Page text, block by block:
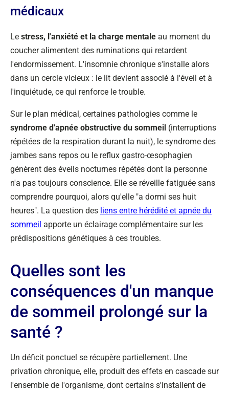
médicaux
Le stress, l'anxiété et la charge mentale au moment du
coucher alimentent des ruminations qui retardent
l'endormissement. L'insomnie chronique s'installe alors
dans un cercle vicieux : le lit devient associé à l'éveil et à
l'inquiétude, ce qui renforce le trouble.
Sur le plan médical, certaines pathologies comme le
syndrome d'apnée obstructive du sommeil (interruptions
répétées de la respiration durant la nuit), le syndrome des
jambes sans repos ou le reflux gastro-œsophagien
génèrent des éveils nocturnes répétés dont la personne
n'a pas toujours conscience. Elle se réveille fatiguée sans
comprendre pourquoi, alors qu'elle "a dormi ses huit
heures". La question des liens entre hérédité et apnée du
sommeil apporte un éclairage complémentaire sur les
prédispositions génétiques à ces troubles.
Quelles sont les
conséquences d'un manque
de sommeil prolongé sur la
santé ?
Un déficit ponctuel se récupère partiellement. Une
privation chronique, elle, produit des effets en cascade sur
l'ensemble de l'organisme, dont certains s'installent de